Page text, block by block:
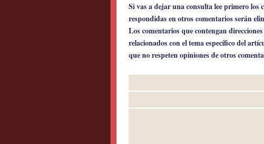
Si vas a dejar una consulta lee primero
respondidas en otros comentarios serán
Los comentarios que contengan
relacionados con el tema específico del
que no respeten opiniones de otros